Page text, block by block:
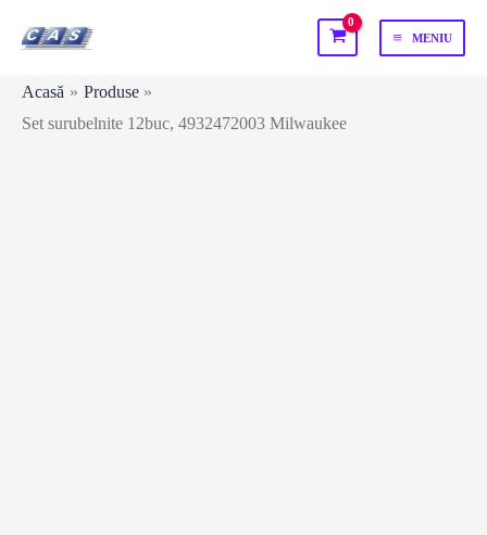
MAIN
MENIU
Acasă
Produse
Set surubelnite 12buc, 4932472003 Milwaukee